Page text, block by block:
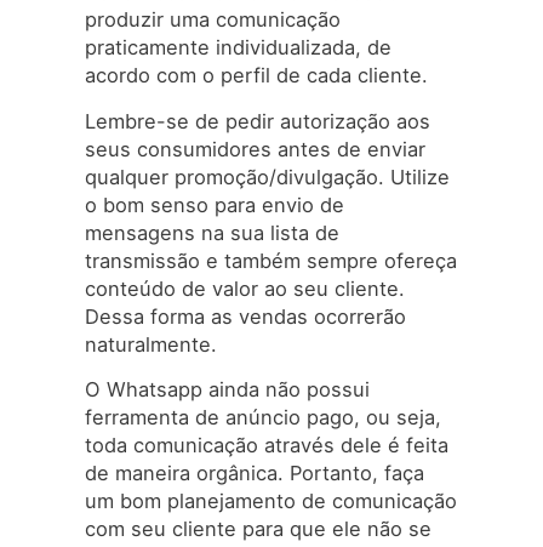
produzir uma comunicação
praticamente individualizada, de
acordo com o perfil de cada cliente.
Lembre-se de pedir autorização aos
seus consumidores antes de enviar
qualquer promoção/divulgação. Utilize
o bom senso para envio de
mensagens na sua lista de
transmissão e também sempre ofereça
conteúdo de valor ao seu cliente.
Dessa forma as vendas ocorrerão
naturalmente.
O Whatsapp ainda não possui
ferramenta de anúncio pago, ou seja,
toda comunicação através dele é feita
de maneira orgânica. Portanto, faça
um bom planejamento de comunicação
com seu cliente para que ele não se